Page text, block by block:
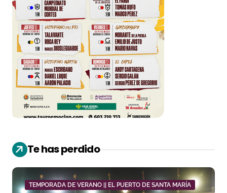
Te has perdido
TEMPORADA DE VERANO || EL PUERTO DE SANTA MARÍA